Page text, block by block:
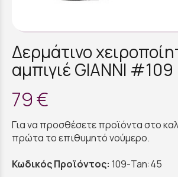
Δερμάτινο
αμπιγιέ GIANNI #109
79 €
Για να προσθέσετε προϊόντα στο
πρώτα το επιθυμητό νούμερο.
Κωδικός Προϊόντος: 109-Tan:45